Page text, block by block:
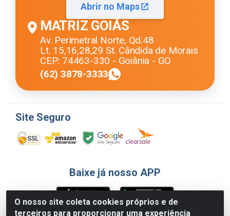
O nosso site coleta cookies próprios e de
terceiros para proporcionar uma experiência
Abrir no Maps
MATRIZ GOIÁS
Av. Perimetral Norte, Qd.48
Lt. 15,16,28,29 St. Cândida de Morais
CEP: 74463-330 - Goiânia - GO
(62) 3878-3333
Site Seguro
Baixe já nosso APP